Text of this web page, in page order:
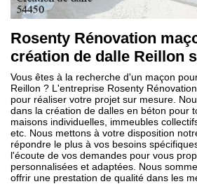
Rosenty Rénovation
création de dalle Reillon
Vous êtes à la recherche d'un maçon
Reillon ? L'entreprise Rosenty
pour réaliser votre projet sur mesure.
dans la création de dalles en béton pour
maisons individuelles, immeubles
etc. Nous mettons à votre disposition
répondre le plus à vos besoins
l'écoute de vos demandes pour vous
personnalisées et adaptées. Nous
offrir une prestation de qualité dans les